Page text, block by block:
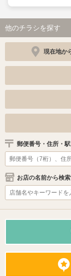
他のチラシを探す
現在地か
郵便番号・住所・
お店の名前から検